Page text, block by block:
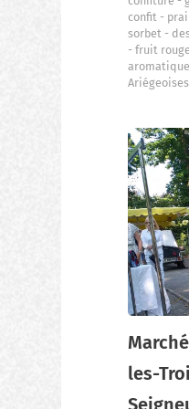
confit
sorbet
fruit rouge
aromatique
Ariégeoises
les-